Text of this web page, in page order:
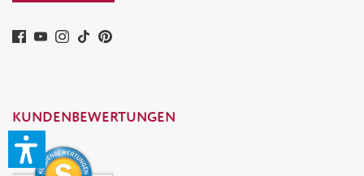
KUNDENBEWERTUNGEN